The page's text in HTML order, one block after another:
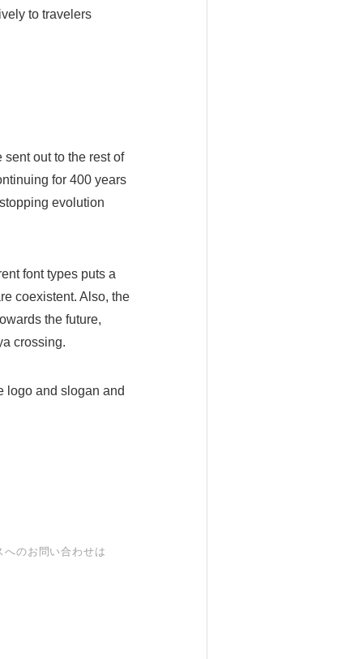
to travelers
out to the rest of
for 400 years
evolution
font types puts a
coexistent. Also, the
the future,
crossing.
logo and slogan and
のお問い合わせは